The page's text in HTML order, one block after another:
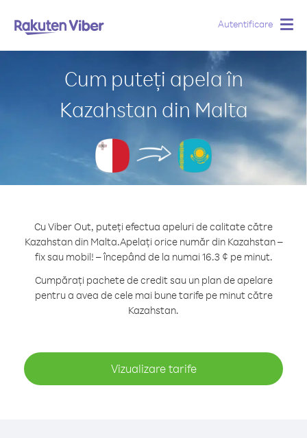
Autentificare
Cum puteți apela în
Kazahstan din Malta
Cu Viber Out, puteți efectua apeluri de calitate către
Kazahstan din Malta.Apelați orice număr din Kazahstan –
fix sau mobil! – începând de la numai 16.3 ¢ pe minut.
Cumpărați pachete de credit sau un plan de apelare
pentru a avea de cele mai bune tarife pe minut către
Kazahstan.
Vizualizare tarife